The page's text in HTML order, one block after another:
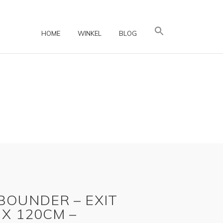
HOME WINKEL BLOG
– EXIT
120CM –